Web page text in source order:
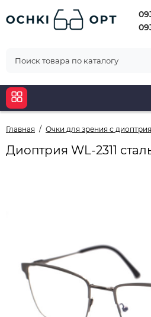
Главная Очки для зрения с
Диоптрия WL-2311